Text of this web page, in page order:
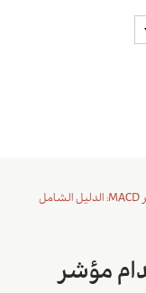
استراتيجية التداول باستخدام مؤشر MACD: الدليل الشامل
مؤشر